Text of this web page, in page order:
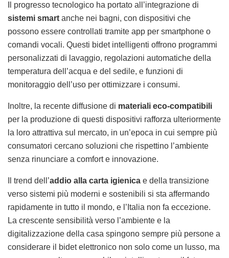
Il progresso tecnologico ha portato all’integrazione di
sistemi smart anche nei bagni, con dispositivi che
possono essere controllati tramite app per smartphone o
comandi vocali. Questi bidet intelligenti offrono programmi
personalizzati di lavaggio, regolazioni automatiche della
temperatura dell’acqua e del sedile, e funzioni di
monitoraggio dell’uso per ottimizzare i consumi.
Inoltre, la recente diffusione di materiali eco-compatibili
per la produzione di questi dispositivi rafforza ulteriormente
la loro attrattiva sul mercato, in un’epoca in cui sempre più
consumatori cercano soluzioni che rispettino l’ambiente
senza rinunciare a comfort e innovazione.
Il trend dell’addio alla carta igienica e della transizione
verso sistemi più moderni e sostenibili si sta affermando
rapidamente in tutto il mondo, e l’Italia non fa eccezione.
La crescente sensibilità verso l’ambiente e la
digitalizzazione della casa spingono sempre più persone a
considerare il bidet elettronico non solo come un lusso, ma